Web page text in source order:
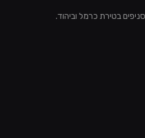
בטירת כרמל וביהוד.